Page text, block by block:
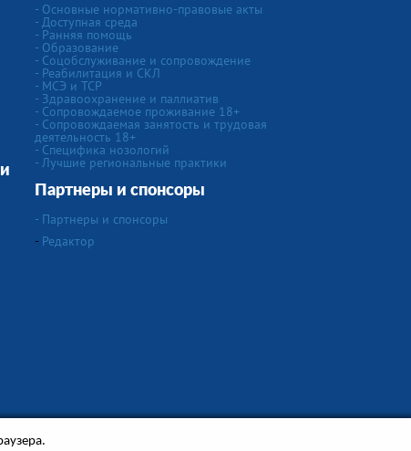
- Основные нормативно-правовые акты
- Доступная среда
- Ранняя помощь
- Образование
- Соцобслуживание и сопровождение
- Реабилитация и СКЛ
- МСЭ и ТСР
- Здравоохранение и паллиатив
- Сопровождаемое проживание 18+
- Сопровождаемая занятость и трудовая
деятельность 18+
- Специфика нозологий
- Лучшие региональные практики
Партнеры и спонсоры
- Партнеры и спонсоры
- Редактор